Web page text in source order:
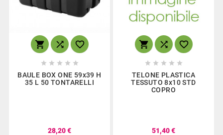
  
    
BAULE BOX ONE 59x39 H
35 L 50 TONTARELLI
28,20 €
  
    
TELONE PLASTICA
TESSUTO 8x10 STD
COPRO
51,40 €